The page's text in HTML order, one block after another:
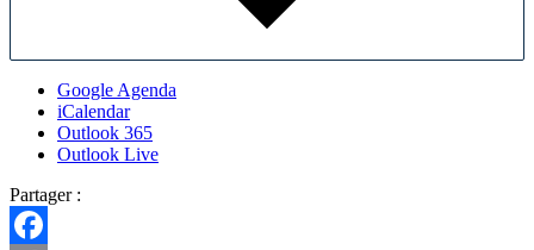
Google Agenda
iCalendar
Outlook 365
Outlook Live
Partager :